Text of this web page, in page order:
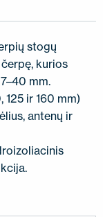
stogų
kurios
mm.
125 ir 160 mm)
antenų ir